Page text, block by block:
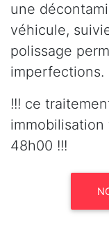
une
véhicule,
polissage
imperfections.
!!! ce
48h00 !!!